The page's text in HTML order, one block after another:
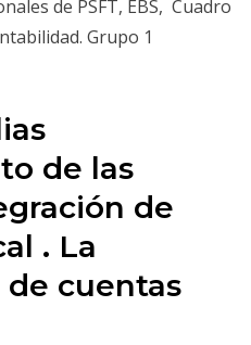
de PSFT, EBS, Cuadro
Grupo 1
de las
de
. La
cuentas